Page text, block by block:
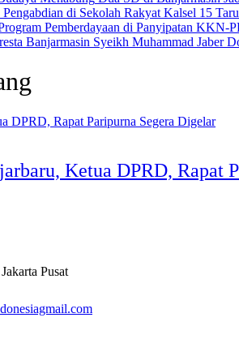
15
KKN-
Syeikh Muhammad Jaber
Ketua DPRD, Rapat
Pusat